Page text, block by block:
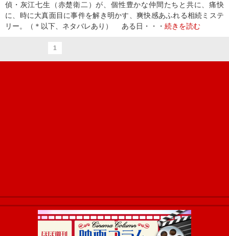
偵・灰江七生（赤楚衛二）が、個性豊かな仲間たちと共に、痛快
に、時に大真面目に事件を解き明かす、爽快感あふれる相続ミステ
リー。（＊以下、ネタバレあり） ある日・・・ 続きを読む
1